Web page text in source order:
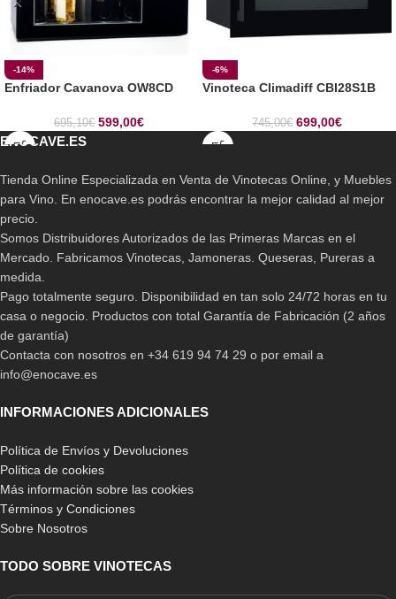
-14%
Enfriador Cavanova OW8CD
695,10€ 599,00€
-6%
Vinoteca Climadiff CBI28S1B
745,00€ 699,00€
ENOCAVE.ES
Tienda Online Especializada en Venta de Vinotecas Online, y Muebles
para Vino. En enocave.es podrás encontrar la mejor calidad al mejor
precio.
Somos Distribuidores Autorizados de las Primeras Marcas en el
Mercado. Fabricamos Vinotecas, Jamoneras. Queseras, Pureras a
medida.
Pago totalmente seguro. Disponibilidad en tan solo 24/72 horas en tu
casa o negocio. Productos con total Garantía de Fabricación (2 años
de garantía)
Contacta con nosotros en +34 619 94 74 29 o por email a
info@enocave.es
INFORMACIONES ADICIONALES
Política de Envíos y Devoluciones
Política de cookies
Más información sobre las cookies
Términos y Condiciones
Sobre Nosotros
TODO SOBRE VINOTECAS